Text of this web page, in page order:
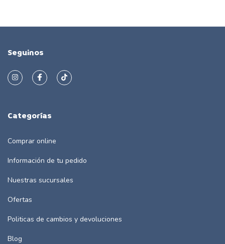
Seguinos
Categorías
Comprar online
Información de tu pedido
Nuestras sucursales
Ofertas
Politicas de cambios y devoluciones
Blog